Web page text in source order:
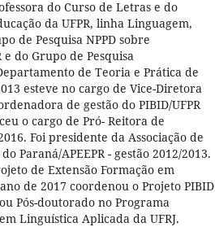
do Curso de Letras e do
da UFPR, linha Linguagem,
de Pesquisa NPPD sobre
do Grupo de Pesquisa
de Teoria e Prática de
esteve no cargo de Vice-Diretora
de gestão do PIBID/UFPR
o cargo de Pró- Reitora de
Foi presidente da Associação de
Paraná/APEEPR - gestão 2012/2013.
de Extensão Formação em
de 2017 coordenou o Projeto PIBID
Pós-doutorado no Programa
Linguística Aplicada da UFRJ.